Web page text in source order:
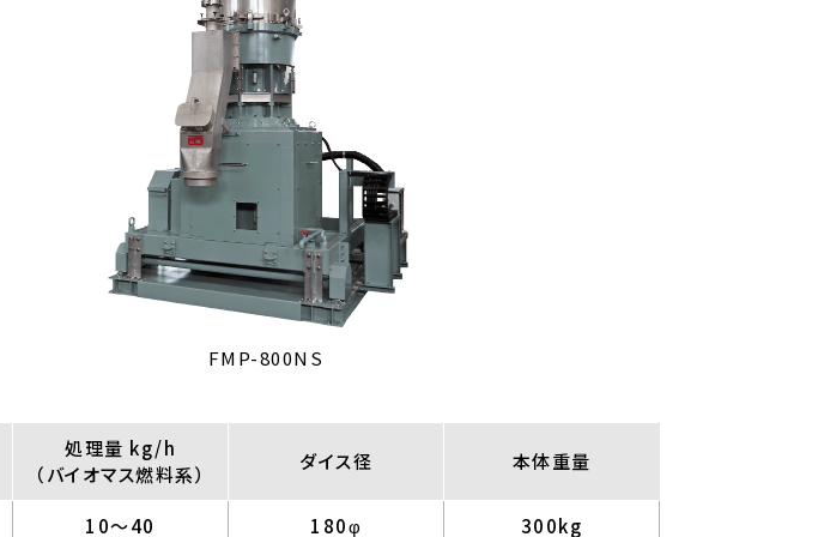
FMP-800NS
処理量 kg/h
（バイオマス燃料系）
ダイス径 本体重量
10～40 180φ 300kg